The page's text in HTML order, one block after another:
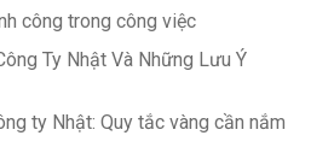
công trong công việc
Ty Nhật Và Những Lưu Ý
ty Nhật: Quy tắc vàng cần nắm